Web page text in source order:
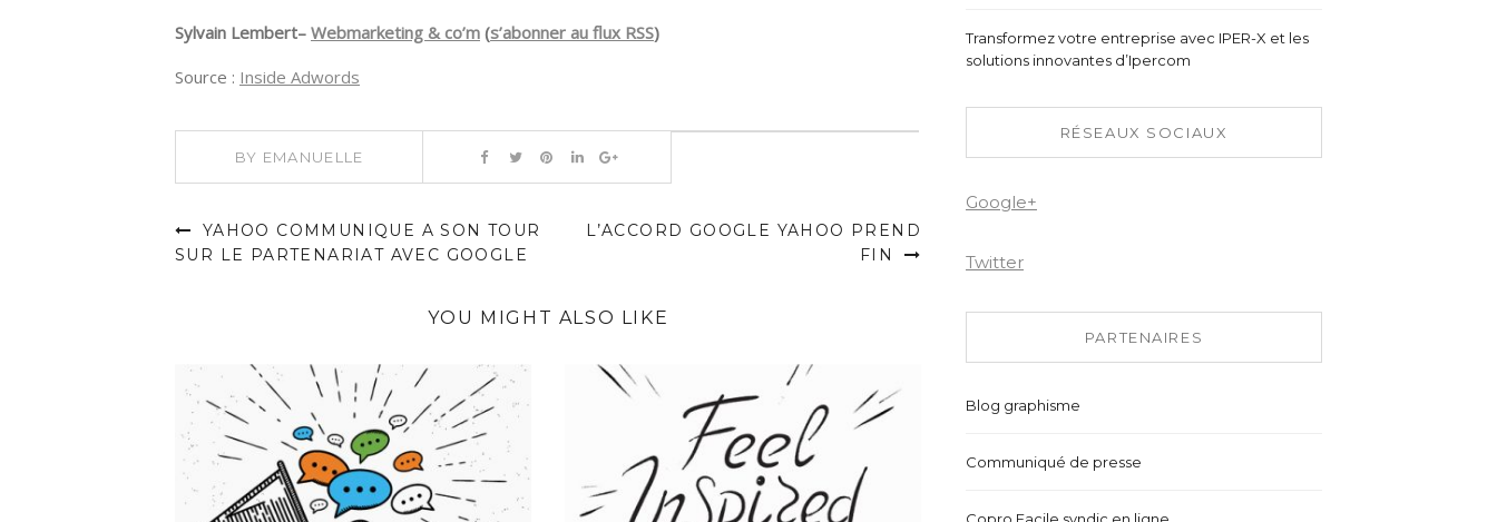
Sylvain Lembert– Webmarketing & co’m (s’abonner au flux RSS)
Source : Inside Adwords
BY EMANUELLE
YAHOO COMMUNIQUE A SON TOUR
SUR LE PARTENARIAT AVEC GOOGLE
L’ACCORD GOOGLE YAHOO PREND
FIN
YOU MIGHT ALSO LIKE
Transformez votre entreprise avec IPER-X et les
solutions innovantes d’Ipercom
RÉSEAUX SOCIAUX
Google+
Twitter
PARTENAIRES
Blog graphisme
Communiqué de presse